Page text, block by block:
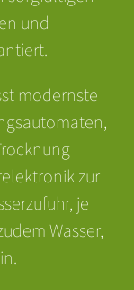
und
modernste
zur
je
Wasser,